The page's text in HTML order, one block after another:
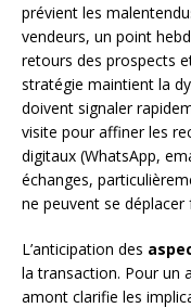
prévient les
vendeurs, un point
retours des prospects
stratégie maintient la
doivent signaler
visite pour affiner les
digitaux (WhatsApp,
échanges,
ne peuvent se
L’anticipation des
la transaction. Pour un
amont clarifie les